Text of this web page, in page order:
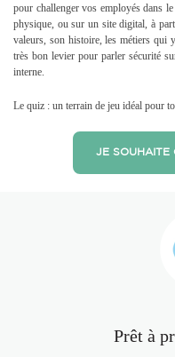
pour challenger vos employés dans
physique, ou sur un site digital, à
valeurs, son histoire, les métiers qui
très bon levier pour parler sécurité
interne.
Le quiz : un terrain de jeu idéal pour
JE SOUHAITE
Prêt à